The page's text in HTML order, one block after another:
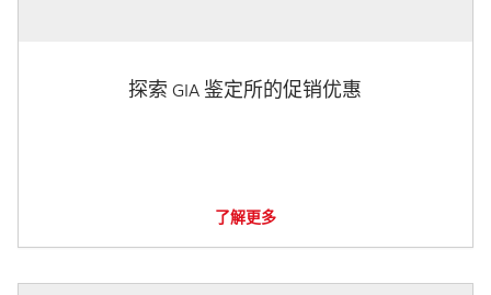
探索 GIA 鉴定所的促销优惠
了解更多